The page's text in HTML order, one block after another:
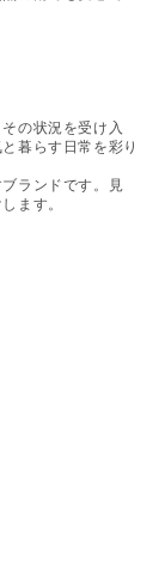
の状況を受け入
暮らす日常を彩り
ランドです。見
ます。